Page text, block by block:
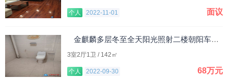
个人 2022-11-01 面议
金麒麟多层冬至全天阳光照射二楼朝阳车库出售
3室2厅1卫 / 142㎡
个人 2022-09-30 68万元